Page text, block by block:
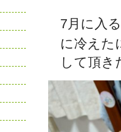
7月に入
に冷えた
して頂き